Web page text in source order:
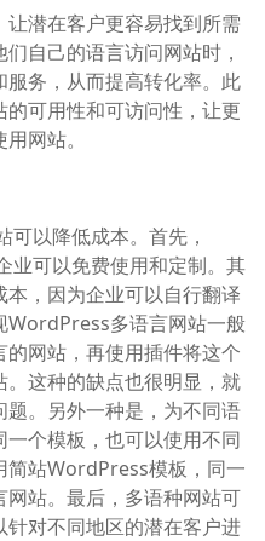
潜在客户更容易找到所需
自己的语言访问网站时，
务，从而提高转化率。此
可用性和可访问性，让更
网站。
以降低成本。首先，
业可以免费使用和定制。其
，因为企业可以自行翻译
WordPress多语言网站一般
网站，再使用插件将这个
这种的缺点也很明显，就
。另外一种是，为不同语
个模板，也可以使用不同
简站WordPress模板，同一
站。最后，多语种网站可
对不同地区的潜在客户进